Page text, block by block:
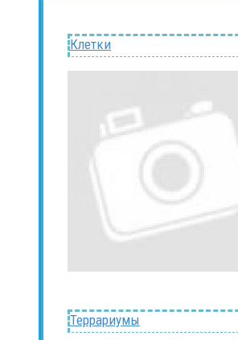
Клетки
Террариумы